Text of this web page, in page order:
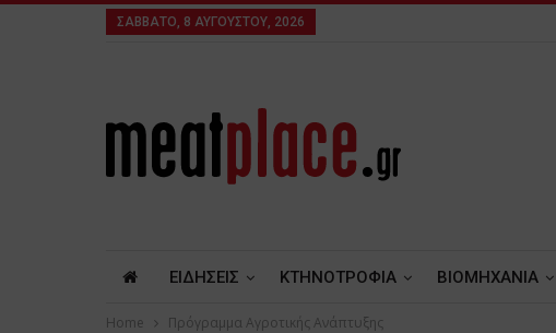
ΣΆΒΒΑΤΟ, 8 ΑΥΓΟΎΣΤΟΥ, 2026
ΕΙΔΗΣΕΙΣ ΚΤΗΝΟΤΡΟΦΙΑ ΒΙΟΜΗΧΑΝΙΑ
Home Πρόγραμμα Αγροτικής Ανάπτυξης